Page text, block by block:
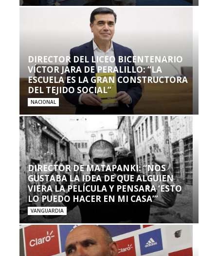
DIRECTOR DEL LICEO BICENTENARIO
VÍCTOR JARA DE PERALILLO: “LA
ESCUELA ES LA GRAN CONSTRUCTORA
DEL TEJIDO SOCIAL”
NACIONAL
DIRECTOR DE MATAPANKI: “NOS
GUSTABA LA IDEA DE QUE ALGUIEN
VIERA LA PELÍCULA Y PENSARA ‘ESTO
LO PUEDO HACER EN MI CASA’”
VANGUARDIA